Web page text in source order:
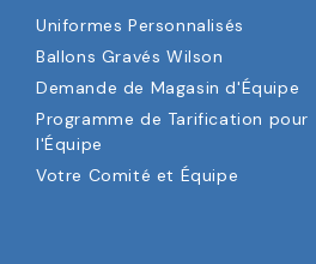
Uniformes Personnalisés
Ballons Gravés Wilson
Demande de Magasin d'Équipe
Programme de Tarification pour
l'Équipe
Votre Comité et Équipe